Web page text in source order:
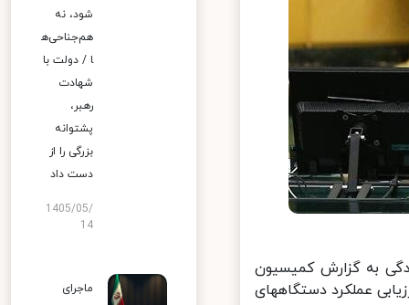
به گزارش کمیسیون
درباره ی ارزیابی عملکرد دستگاههای
شود، نه
هم‌جناحی‌ه
ا / دولت با
شهادت
رهبر،
پشتوانه
بزرگی را از
دست داد
1405/05/
14
ماجرای